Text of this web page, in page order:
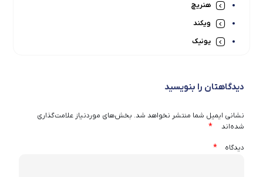
هنریچ
ویکند
یونیک
دیدگاهتان را بنویسید
نشانی ایمیل شما منتشر نخواهد شد. بخش‌های موردنیاز علامت‌گذاری
شده‌اند
*
دیدگاه *